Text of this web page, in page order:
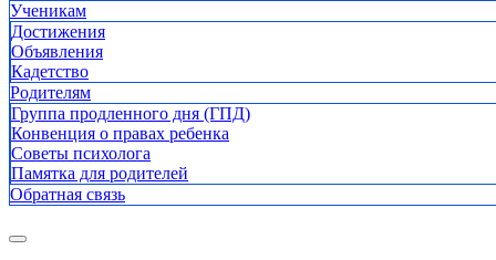
Ученикам
Достижения
Объявления
Кадетство
Родителям
Группа продленного дня (ГПД)
Конвенция о правах ребенка
Советы психолога
Памятка для родителей
Обратная связь